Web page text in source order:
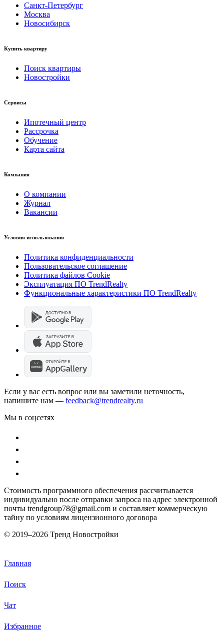
Санкт-Петербург
Москва
Новосибирск
Купить квартиру
Поиск квартиры
Новостройки
Сервисы
Ипотечный центр
Рассрочка
Обучение
Карта сайта
Компания
О компании
Журнал
Вакансии
Условия использования
Политика конфиденциальности
Пользовательское соглашение
Политика файлов Cookie
Эксплуатация ПО TrendRealty
Функциональные характеристики ПО TrendRealty
Если у вас есть вопрос или вы заметили неточность,
напишите нам — feedback@trendrealty.ru
Мы в соцсетях
Стоимость программного обеспечения рассчитывается
индивидуально после отправки запроса на адрес электронной
почты trendgroup78@gmail.com и составляет коммерческую
тайну по условиям лицензионного договора
© 2019–2026 Тренд Новостройки
Главная
Поиск
Чат
Избранное